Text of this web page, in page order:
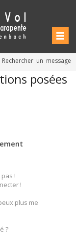
Rechercher un message
posées
!
!
plus me
?